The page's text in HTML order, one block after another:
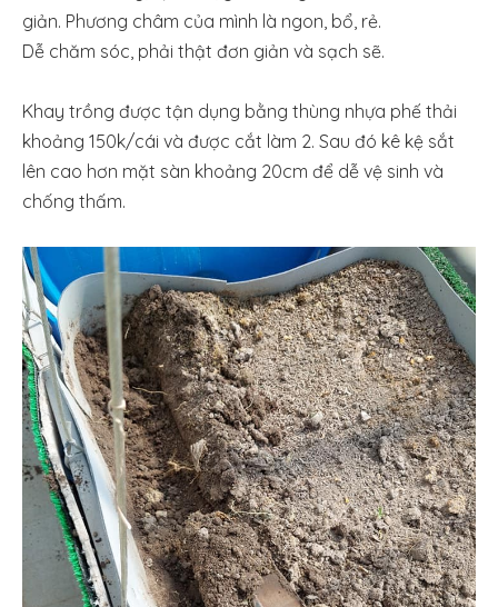
giản. Phương châm của mình là ngon, bổ, rẻ.
Dễ chăm sóc, phải thật đơn giản và sạch sẽ.
Khay trồng được tận dụng bằng thùng nhựa phế thải
khoảng 150k/cái và được cắt làm 2. Sau đó kê kệ sắt
lên cao hơn mặt sàn khoảng 20cm để dễ vệ sinh và
chống thấm.